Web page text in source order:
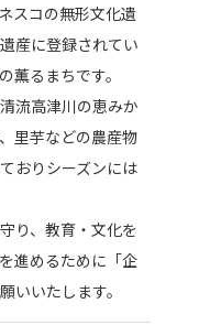
スコの無形文化遺
産に登録されてい
薫るまちです。
流高津川の恵みか
里芋などの農産物
おりシーズンには
り、教育・文化を
進めるために「企
いいたします。